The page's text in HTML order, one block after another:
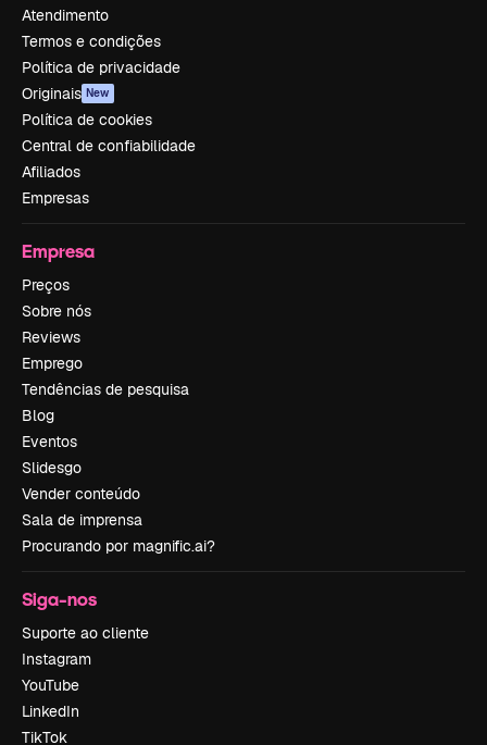
Atendimento
Termos e condições
Política de privacidade
Originais New
Política de cookies
Central de confiabilidade
Afiliados
Empresas
Empresa
Preços
Sobre nós
Reviews
Emprego
Tendências de pesquisa
Blog
Eventos
Slidesgo
Vender conteúdo
Sala de imprensa
Procurando por magnific.ai?
Siga-nos
Suporte ao cliente
Instagram
YouTube
LinkedIn
TikTok